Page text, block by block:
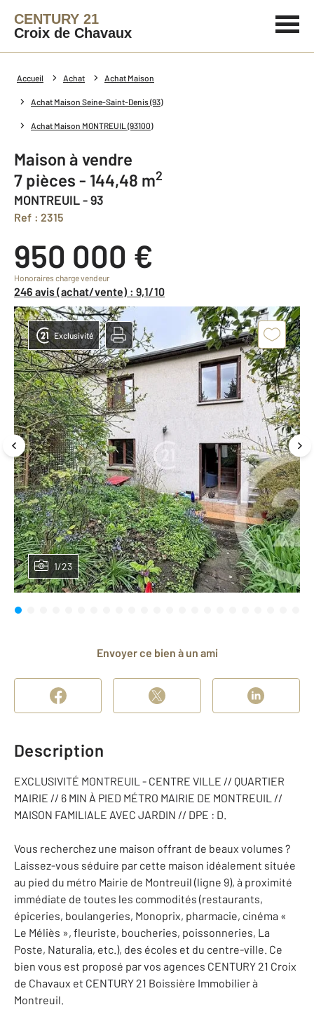
CENTURY 21
Croix de Chavaux
Accueil Achat Achat Maison
Achat Maison Seine-Saint-Denis (93)
Achat Maison MONTREUIL (93100)
Maison à vendre
7 pièces - 144,48 m2
MONTREUIL - 93
Ref : 2315
950 000 €
Honoraires charge vendeur
246 avis (achat/vente) : 9,1/10
1/23
Exclusivité
Envoyer ce bien à un ami
Description
EXCLUSIVITÉ MONTREUIL - CENTRE VILLE // QUARTIER
MAIRIE // 6 MIN À PIED MÉTRO MAIRIE DE MONTREUIL //
MAISON FAMILIALE AVEC JARDIN // DPE : D.
Vous recherchez une maison offrant de beaux volumes ?
Laissez-vous séduire par cette maison idéalement située
au pied du métro Mairie de Montreuil (ligne 9), à proximité
immédiate de toutes les commodités (restaurants,
épiceries, boulangeries, Monoprix, pharmacie, cinéma «
Le Méliès », fleuriste, boucheries, poissonneries, La
Poste, Naturalia, etc.), des écoles et du centre-ville. Ce
bien vous est proposé par vos agences CENTURY 21 Croix
de Chavaux et CENTURY 21 Boissière Immobilier à
Montreuil.